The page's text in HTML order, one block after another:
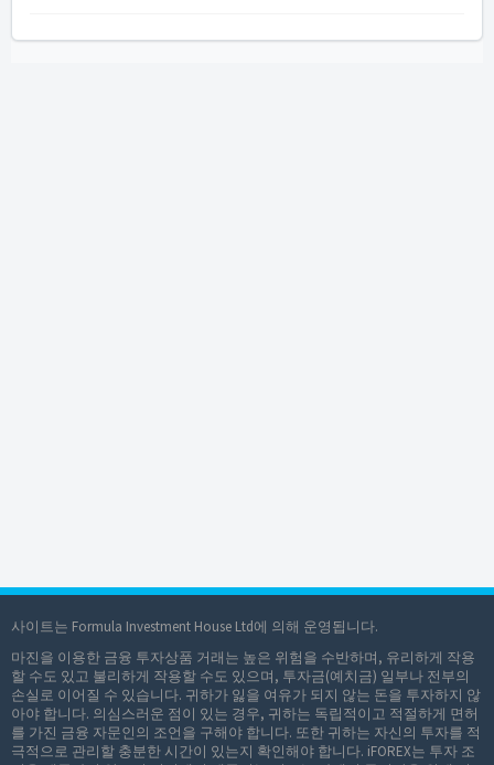
사이트는 Formula Investment House Ltd에 의해 운영됩니다.
마진을 이용한 금융 투자상품 거래는 높은 위험을 수반하며, 유리하게 작용
할 수도 있고 불리하게 작용할 수도 있으며, 투자금(예치금) 일부나 전부의
손실로 이어질 수 있습니다. 귀하가 잃을 여유가 되지 않는 돈을 투자하지 않
아야 합니다. 의심스러운 점이 있는 경우, 귀하는 독립적이고 적절하게 면허
를 가진 금융 자문인의 조언을 구해야 합니다. 또한 귀하는 자신의 투자를 적
극적으로 관리할 충분한 시간이 있는지 확인해야 합니다. iFOREX는 투자 조